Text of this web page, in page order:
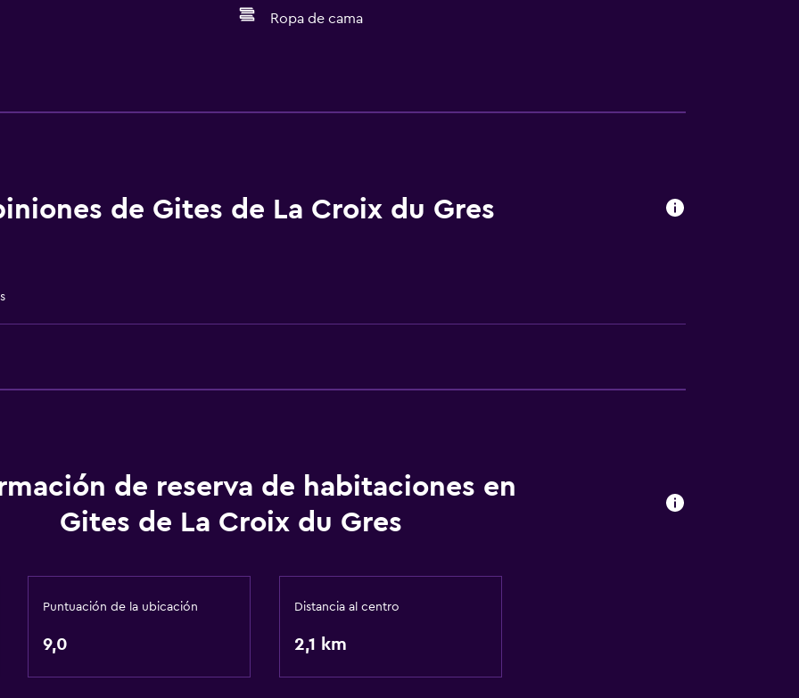
Ropa de cama
Wifi gratis
Ropa de cama
Aire libre
Comedor al aire libre
Muebles de exterior
de Gites de La Croix du Gres
de reserva de habitaciones en
Gites de La Croix du Gres
Puntuación de la ubicación
9,0
Distancia al centro
2,1 km